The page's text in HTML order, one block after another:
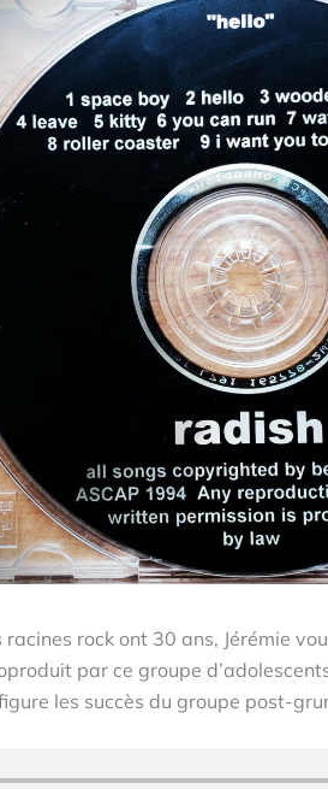
rock ont 30 ans, Jérémie
par ce groupe
les succès du groupe post-